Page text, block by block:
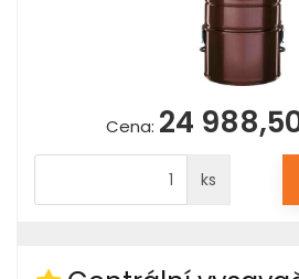
Cena: 24
ks